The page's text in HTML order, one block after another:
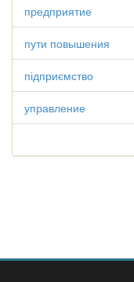
предприятие
пути повышения
підприємство
управление